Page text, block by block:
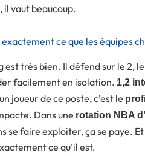
vaut beaucoup.
exactement ce que les équipes
très bien. Il défend sur le 2,
facilement en isolation. 1,2
joueur de ce poste, c’est le
Dans une rotation NBA
se faire exploiter, ça se paye.
ce qu’il est.